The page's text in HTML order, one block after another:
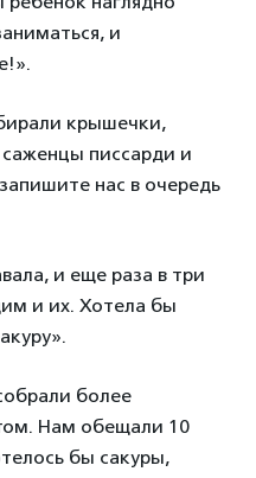
и
крышечки,
писсарди и
нас в очередь
и еще раза в три
и их. Хотела бы
более
Нам обещали 10
бы сакуры,